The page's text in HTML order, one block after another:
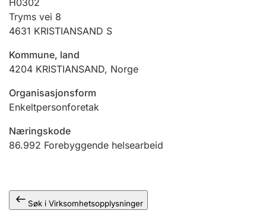
Betaling og jegeravgiftskort
Ektepaktveileder
Offentlig sektor
Andre tema
H0302
Tryms vei 8
4631 KRISTIANSAND S
Kommune, land
4204 KRISTIANSAND, Norge
Organisasjonsform
Enkeltpersonforetak
Næringskode
86.992 Forebyggende helsearbeid
Søk i Virksomhetsopplysninger